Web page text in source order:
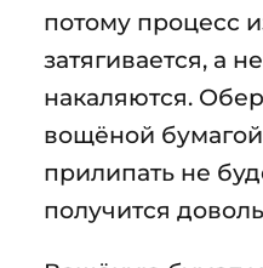
потому процесс
затягивается, а
накаляются.
вощёной бумагой
прилипать не
получится